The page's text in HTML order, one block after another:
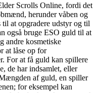
Scrolls Online, fordi det
herunder våben og
at opgradere udstyr og til
også bruge ESO guld til at
andre kosmetiske
at låse op for
For at få guld kan spillere
de har indsamlet, eller
af guld, en spiller
for eksempel kan